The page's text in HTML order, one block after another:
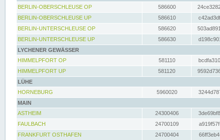
BERLIN-OBERSCHLEUSE OP
586600
BERLIN-OBERSCHLEUSE UP
586610
BERLIN-UNTERSCHLEUSE OP
586620
BERLIN-UNTERSCHLEUSE UP
586630
LYCHENER GEWÄSSER
HIMMELPFORT OP
581110
HIMMELPFORT UP
581120
LÜHE
HORNEBURG
5960020
MAIN
ASTHEIM
24300406
FAULBACH
24700109
FRANKFURT OSTHAFEN
24700404